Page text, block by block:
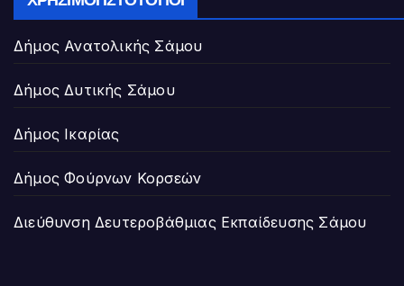
Δήμος Ανατολικής Σάμου
Δήμος Δυτικής Σάμου
Δήμος Ικαρίας
Δήμος Φούρνων Κορσεών
Διεύθυνση Δευτεροβάθμιας Εκπαίδευσης Σάμου